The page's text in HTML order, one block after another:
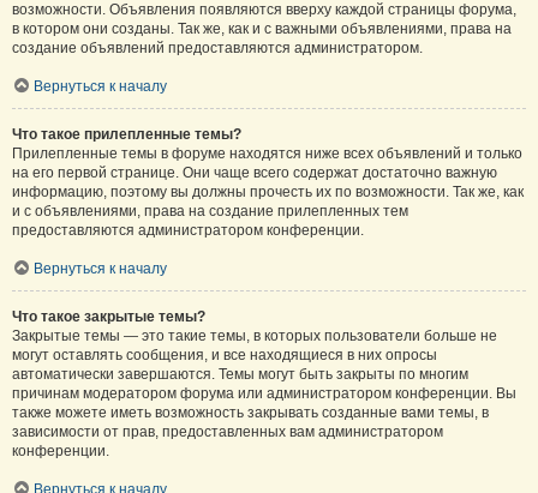
возможности. Объявления появляются вверху каждой страницы форума,
в котором они созданы. Так же, как и с важными объявлениями, права на
создание объявлений предоставляются администратором.
Вернуться к началу
Что такое прилепленные темы?
Прилепленные темы в форуме находятся ниже всех объявлений и только
на его первой странице. Они чаще всего содержат достаточно важную
информацию, поэтому вы должны прочесть их по возможности. Так же, как
и с объявлениями, права на создание прилепленных тем
предоставляются администратором конференции.
Вернуться к началу
Что такое закрытые темы?
Закрытые темы — это такие темы, в которых пользователи больше не
могут оставлять сообщения, и все находящиеся в них опросы
автоматически завершаются. Темы могут быть закрыты по многим
причинам модератором форума или администратором конференции. Вы
также можете иметь возможность закрывать созданные вами темы, в
зависимости от прав, предоставленных вам администратором
конференции.
Вернуться к началу